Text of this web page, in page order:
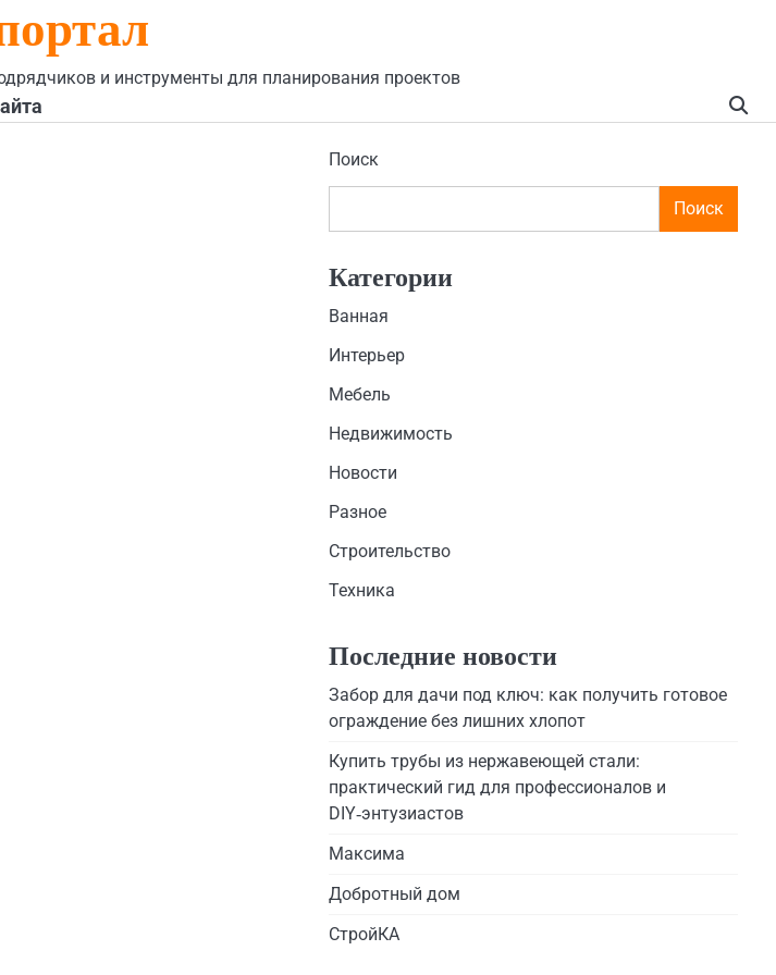
и инструменты для планирования проектов
Поиск
Поиск
Категории
Ванная
Интерьер
Мебель
Недвижимость
Новости
Разное
Строительство
Техника
Последние новости
Забор для дачи под ключ: как получить готовое
ограждение без лишних хлопот
Купить трубы из нержавеющей стали:
практический гид для профессионалов и
DIY‑энтузиастов
Максима
Добротный дом
СтройКА